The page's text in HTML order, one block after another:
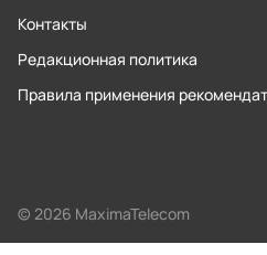
Контакты
Редакционная политика
Правила применения
© 2026 MaximaTelecom